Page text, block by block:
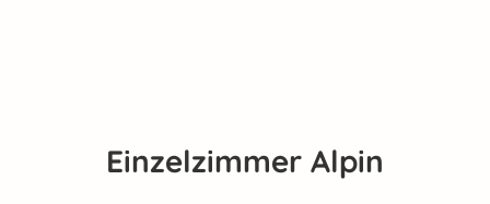
Einzelzimmer Alpin